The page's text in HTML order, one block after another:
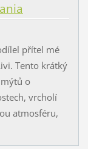
přítel mé
Tento krátký
o
vrcholí
atmosféru,